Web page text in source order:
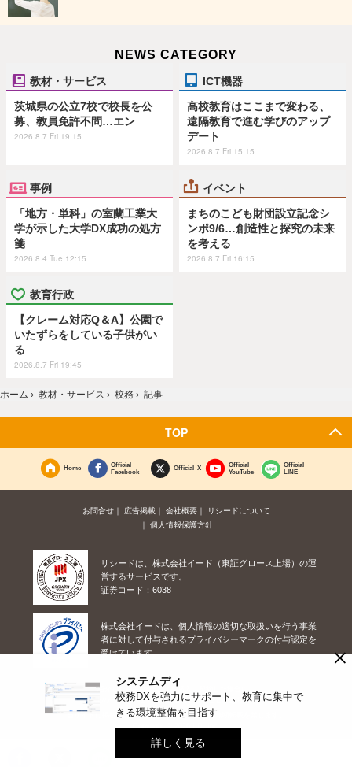
NEWS CATEGORY
教材・サービス
茨城県の公立7校で校長を公
募、教員免許不問…エン
2026.8.7 Fri 19:15
ICT機器
高校教育はここまで変わる、
遠隔教育で進む学びのアップ
デート
2026.8.7 Fri 15:15
事例
「地方・単科」の室蘭工業大
学が示した大学DX成功の処方
箋
2026.8.4 Tue 12:15
イベント
まちのこども財団設立記念シ
ンポ9/6…創造性と探究の未来
を考える
2026.8.7 Fri 16:15
教育行政
【クレーム対応Q＆A】公園で
いたずらをしている子供がい
る
2026.8.7 Fri 19:45
ホーム › 教材・サービス › 校務 › 記事
TOP
Home
Official
Facebook
Official X
Official
YouTube
Official
LINE
お問合せ 広告掲載 会社概要
リシードについて
個人情報保護方針
リシードは、株式会社イード（東証グロース上場）の運
営するサービスです。
証券コード：6038
株式会社イードは、個人情報の適切な取扱いを行う事業
者に対して付与されるプライバシーマークの付与認定を
受けています。
紹介した商品/サービスを購入、契約した場合に、
売上の一部が弊社サイトに還元されることがあります。
当サイトに掲載の記事・見出し・写真・画像の無断転載を禁じます。
×
システムディ
校務DXを強力にサポート、教育に集中で
きる環境整備を目指す
詳しく見る